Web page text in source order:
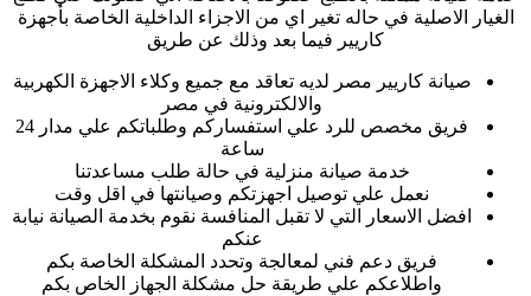
الغيار الاصلية في حاله تغير اي من الاجزاء الداخلية الخاصة بأجهزة
كاريير فيما بعد وذلك عن طريق
صيانة كاريير مصر لديه تعاقد مع جميع وكلاء الاجهزة الكهربية
والالكترونية في مصر
فريق مخصص للرد علي استفساركم وطلباتكم علي مدار 24
ساعة
خدمة صيانة منزلية في حالة طلب مساعدتنا
نعمل علي توصيل اجهزتكم وصيانتها في اقل وقت
افضل الاسعار التي لا تقبل المنافسة نقوم بخدمة الصيانة نيابة
عنكم
فريق دعم فني لمعالجة وتحدد المشكلة الخاصة بكم
واطلاعكم علي طريقة حل مشكلة الجهاز الخاص بكم